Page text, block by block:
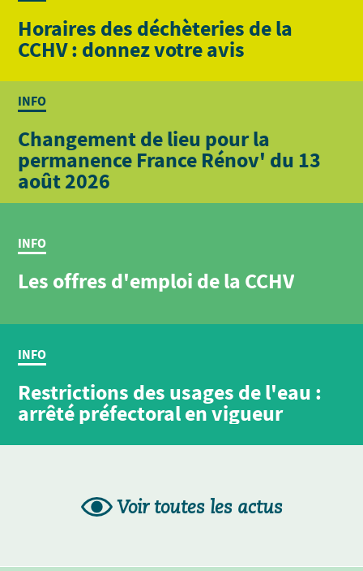
Horaires des déchèteries de la
CCHV : donnez votre avis
INFO
Changement de lieu pour la
permanence France Rénov' du 13
août 2026
INFO
Les offres d'emploi de la CCHV
INFO
Restrictions des usages de l'eau :
arrêté préfectoral en vigueur
Voir toutes les actus